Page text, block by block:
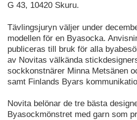
G 43, 10420 Skuru.
Tävlingsjuryn väljer under
modellen för en Byasocka.
publiceras till bruk för alla
av Novitas välkända
sockkonstnärer Minna Metsänen
samt Finlands Byars
Novita belönar de tre bästa
Byasockmönstret med garn som